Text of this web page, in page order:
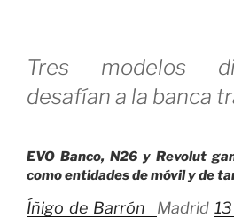
Tres modelos
desafían a la banca
EVO Banco, N26 y Revolut
como entidades de móvil y de
Íñigo de Barrón Madrid